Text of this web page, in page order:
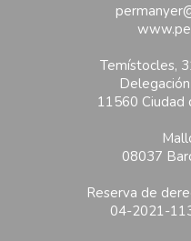
Temístocles,
11560 Ciudad
08037
Reserva de
04-2021-